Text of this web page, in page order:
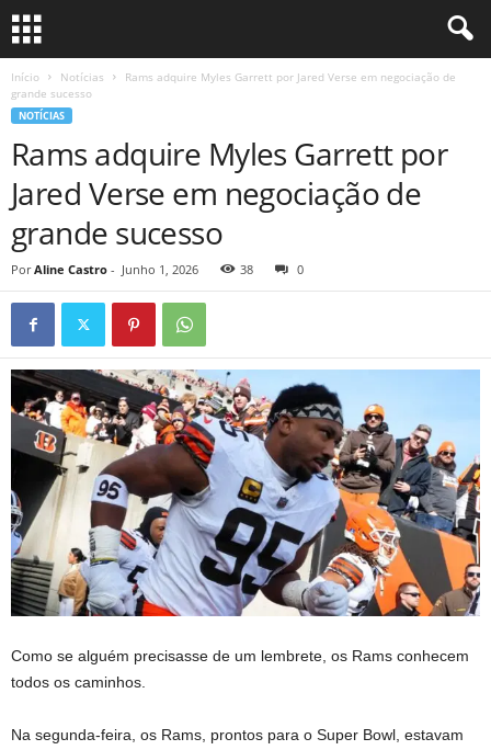
Início Notícias
Rams adquire Myles Garrett por Jared Verse em negociação de
grande sucesso
NOTÍCIAS
Rams adquire Myles Garrett por
Jared Verse em negociação de
grande sucesso
Por Aline Castro - Junho 1, 2026 38 0
Como se alguém precisasse de um lembrete, os Rams conhecem
todos os caminhos.
Na segunda-feira, os Rams, prontos para o Super Bowl, estavam